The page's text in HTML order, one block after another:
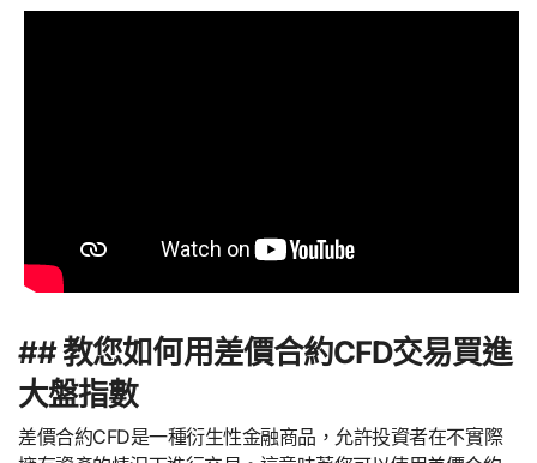
## 教您如何用差價合約CFD交易買進
大盤指數
差價合約CFD是一種衍生性金融商品，允許投資者在不實際